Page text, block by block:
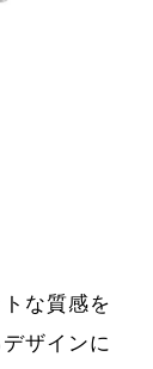
な質感を
ザインに